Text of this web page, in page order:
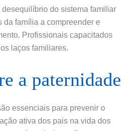
do sistema familiar
da família a compreender e
Profissionais capacitados
laços familiares.
a paternidade
essenciais para prevenir o
ativa dos pais na vida dos